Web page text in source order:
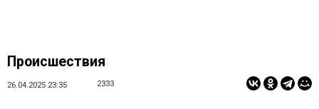
Происшествия
26.04.2025 23:35 2333